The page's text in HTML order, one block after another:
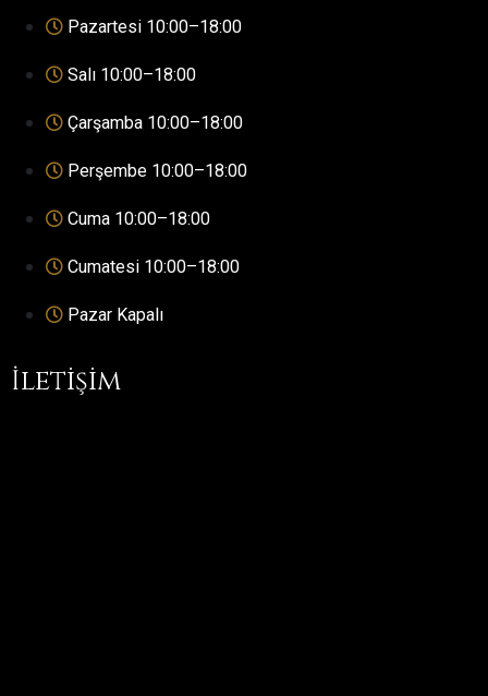
Pazartesi 10:00–18:00
Salı 10:00–18:00
Çarşamba 10:00–18:00
Perşembe 10:00–18:00
Cuma 10:00–18:00
Cumatesi 10:00–18:00
Pazar Kapalı
İletişim